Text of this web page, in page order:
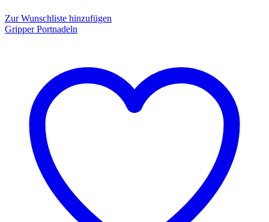
Zur Wunschliste hinzufügen
Gripper Portnadeln